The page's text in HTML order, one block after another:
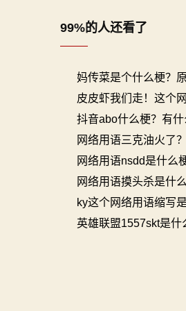
导
99%的人还看了
妈传菜是个什么梗？
皮皮虾我们走！这个
抖音abo什么梗？有什
网络用语三克油火了
网络用语nsdd是什么
网络用语摸头杀是什
ky这个网络用语缩写
英雄联盟1557skt是什